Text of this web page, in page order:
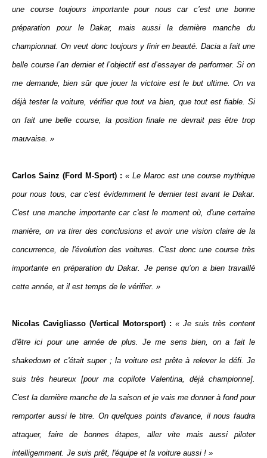
une course toujours importante pour nous car c’est une bonne
préparation pour le Dakar, mais aussi la dernière manche du
championnat. On veut donc toujours y finir en beauté. Dacia a fait une
belle course l’an dernier et l’objectif est d’essayer de performer. Si on
me demande, bien sûr que jouer la victoire est le but ultime. On va
déjà tester la voiture, vérifier que tout va bien, que tout est fiable. Si
on fait une belle course, la position finale ne devrait pas être trop
mauvaise. »
Carlos Sainz (Ford M-Sport) : « Le Maroc est une course mythique
pour nous tous, car c'est évidemment le dernier test avant le Dakar.
C'est une manche importante car c'est le moment où, d'une certaine
manière, on va tirer des conclusions et avoir une vision claire de la
concurrence, de l'évolution des voitures. C'est donc une course très
importante en préparation du Dakar. Je pense qu’on a bien travaillé
cette année, et il est temps de le vérifier. »
Nicolas Cavigliasso (Vertical Motorsport) : « Je suis très content
d'être ici pour une année de plus. Je me sens bien, on a fait le
shakedown et c'était super ; la voiture est prête à relever le défi. Je
suis très heureux [pour ma copilote Valentina, déjà championne].
C'est la dernière manche de la saison et je vais me donner à fond pour
remporter aussi le titre. On quelques points d'avance, il nous faudra
attaquer, faire de bonnes étapes, aller vite mais aussi piloter
intelligemment. Je suis prêt, l'équipe et la voiture aussi ! »